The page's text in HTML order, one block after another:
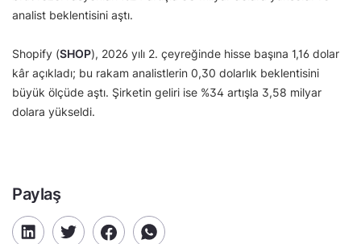
analist beklentisini aştı.
Shopify (SHOP), 2026 yılı 2. çeyreğinde hisse başına 1,16 dolar
kâr açıkladı; bu rakam analistlerin 0,30 dolarlık beklentisini
büyük ölçüde aştı. Şirketin geliri ise %34 artışla 3,58 milyar
dolara yükseldi.
Paylaş